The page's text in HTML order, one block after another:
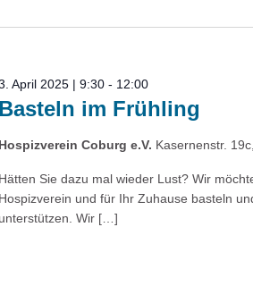
Basteln im Frühling
April 2025 | 9:30- 12:00
Hospizverein Coburg e.V. Kasernenstr.
Hätten Sie dazu mal wieder Lust? Wir
Hospizverein und für Ihr Zuhause basteln
unterstützen. Wir […]